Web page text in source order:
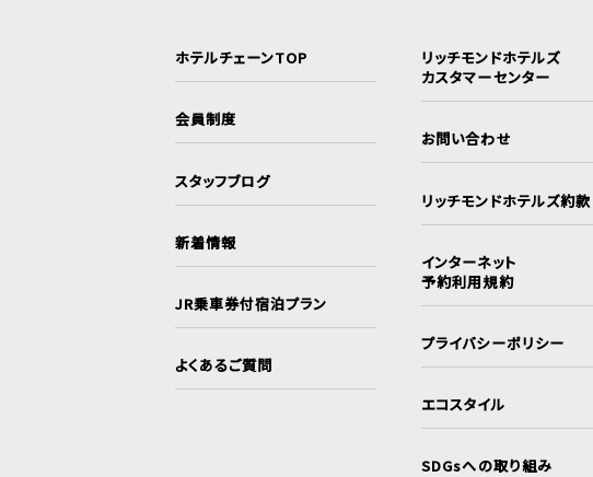
ホテルチェーンTOP
会員制度
スタッフブログ
新着情報
JR乗車券付宿泊プラン
よくあるご質問
リッチモンドホテルズ
カスタマーセンター
お問い合わせ
リッチモンドホテルズ約款
インターネット
予約利用規約
プライバシーポリシー
エコスタイル
SDGsへの取り組み